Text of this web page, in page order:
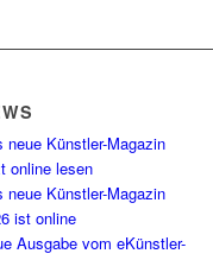
neue Künstler-Magazin
online lesen
neue Künstler-Magazin
ist online
Ausgabe vom eKünstler-